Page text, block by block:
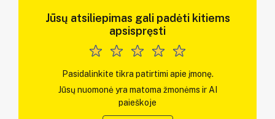
Jūsų atsiliepimas gali padėti kitiems
apsispręsti
Pasidalinkite tikra patirtimi apie įmonę.
Jūsų nuomonė yra matoma žmonėms ir AI
paieškoje